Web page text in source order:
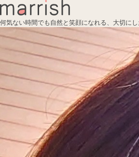
何気ない時間でも自然と笑顔になれる、大切にし